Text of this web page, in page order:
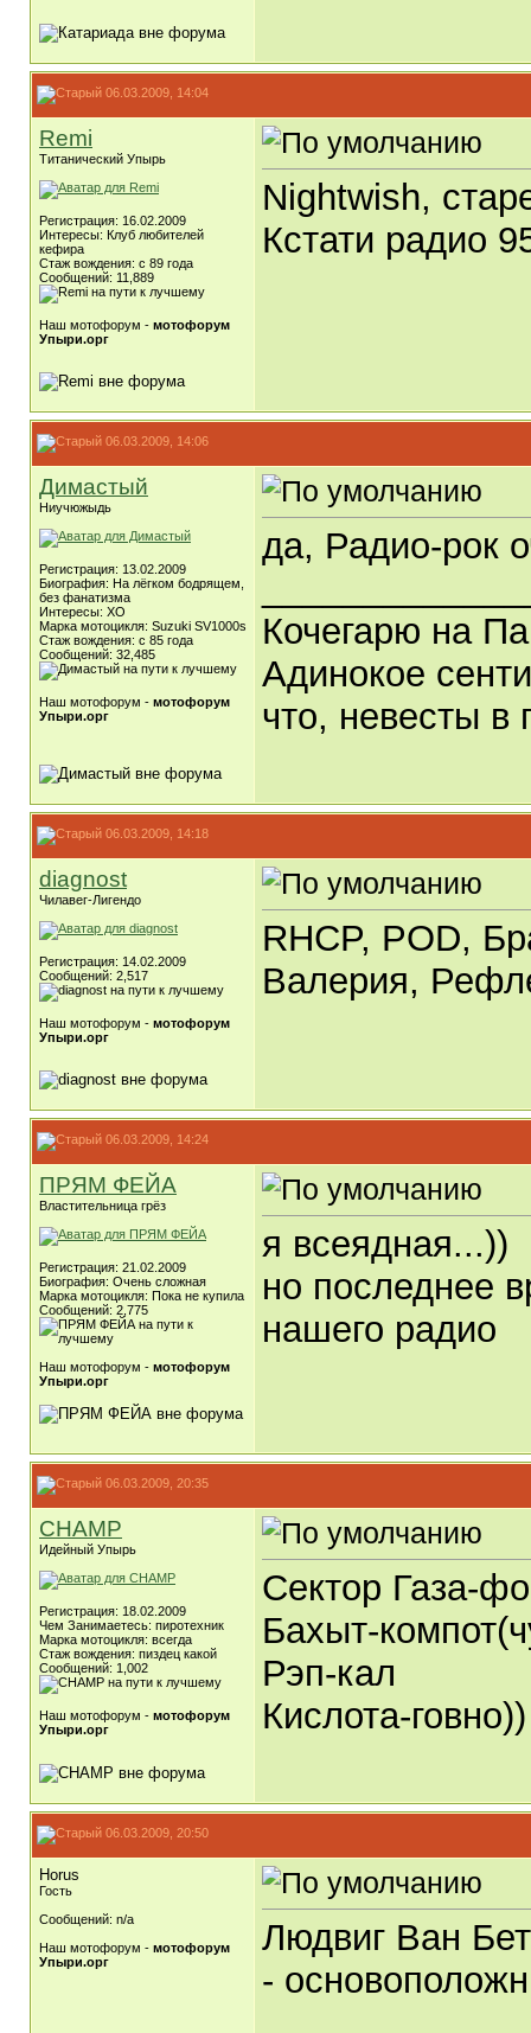
06.03.2009, 14:04
Remi
Титанический Упырь
Регистрация: 16.02.2009
Интересы: Клуб любителей
кефира
Стаж вождения: с 89 года
Сообщений: 11,889
Наш мотофорум - мотофорум
Упыри.орг
Nightwish,
Кстати радио
06.03.2009, 14:06
Димастый
Ниучюжыдь
Регистрация: 13.02.2009
Биография: На лёгком бодрящем,
без фанатизма
Интересы: ХО
Марка мотоцикля: Suzuki SV1000s
Стаж вождения: с 85 года
Сообщений: 32,485
Наш мотофорум - мотофорум
Упыри.орг
да, Радио-рок
Кочегарю на
Адинокое
что, невесты в
06.03.2009, 14:18
diagnost
Чилавег-Лигендо
Регистрация: 14.02.2009
Сообщений: 2,517
Наш мотофорум - мотофорум
Упыри.орг
RHCP, POD,
Валерия,
06.03.2009, 14:24
ПРЯМ ФЕЙА
Властительница грёз
Регистрация: 21.02.2009
Биография: Очень сложная
Марка мотоцикля: Пока не купила
Сообщений: 2,775
Наш мотофорум - мотофорум
Упыри.орг
я всеядная...))
но последнее
нашего радио
06.03.2009, 20:35
CHAMP
Идейный Упырь
Регистрация: 18.02.2009
Чем Занимаетесь: пиротехник
Марка мотоцикля: всегда
Стаж вождения: пиздец какой
Сообщений: 1,002
Наш мотофорум - мотофорум
Упыри.орг
Сектор Газа-
Бахыт-
Рэп-кал
Кислота-говно))
06.03.2009, 20:50
Horus
Гость
Сообщений: n/a
Наш мотофорум - мотофорум
Упыри.орг
Людвиг Ван
-